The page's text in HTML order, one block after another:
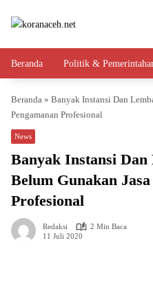
Beranda Politik &
Beranda » Banyak Instansi Dan
Pengamanan Profesional
News
Banyak Instansi Dan
Belum Gunakan
Profesional
Redaksi
2 Min Baca
11 Juli 2020